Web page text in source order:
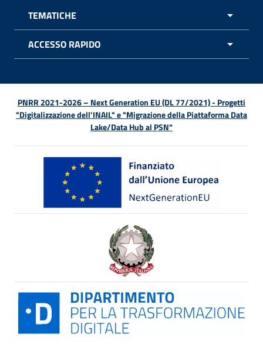
TEMATICHE
ACCESSO RAPIDO
PNRR 2021-2026 – Next Generation EU (DL 77/2021) - Progetti
"Digitalizzazione dell’INAIL" e "Migrazione della Piattaforma Data
Lake/Data Hub al PSN"